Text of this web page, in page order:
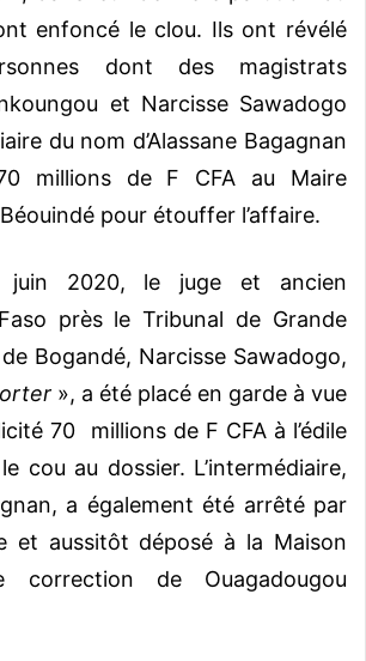
enfoncé le clou. Ils ont révélé
dont des magistrats
et Narcisse Sawadogo
du nom d’Alassane Bagagnan
millions de F CFA au Maire
pour étouffer l’affaire.
juin 2020, le juge et ancien
près le Tribunal de Grande
Bogandé, Narcisse Sawadogo,
», a été placé en garde à vue
70 millions de F CFA à l’édile
cou au dossier. L’intermédiaire,
a également été arrêté par
et aussitôt déposé à la Maison
correction de Ouagadougou